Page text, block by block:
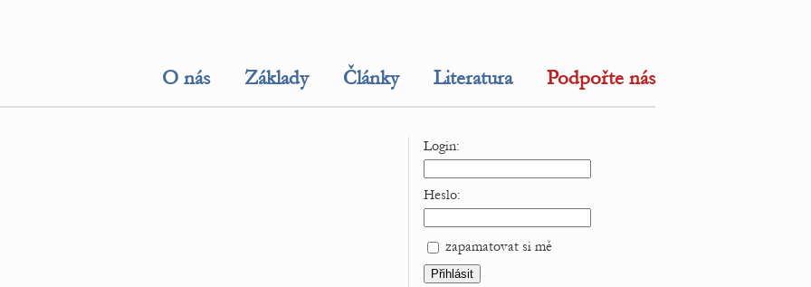
O nás Základy Články Literatura Podpořte nás
Login:
Heslo:
zapamatovat si mě